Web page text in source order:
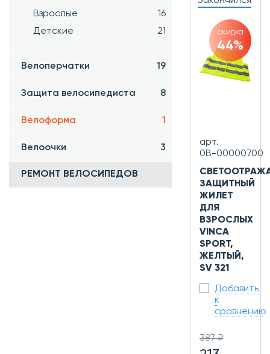
Взрослые
16
Детские
21
Велоперчатки 19
Защита велосипедиста 8
Велоформа 1
Велоочки 3
РЕМОНТ ВЕЛОСИПЕДОВ
скидка
44%
арт.
0В-00000700
ЗАЩИТНЫЙ
ЖИЛЕТ
ДЛЯ
ВЗРОСЛЫХ
VINCA
SPORT,
ЖЕЛТЫЙ,
SV 321
Добавить
к
сравнению
387 ₽